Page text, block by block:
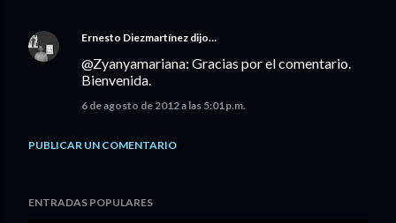
Ernesto Diezmartínez dijo…
@Zyanyamariana: Gracias por el comentario.
Bienvenida.
6 de agosto de 2012 a las 5:01 p.m.
PUBLICAR UN COMENTARIO
ENTRADAS POPULARES